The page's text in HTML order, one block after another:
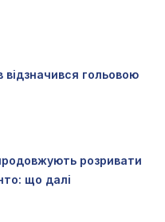
відзначився гольовою
розривати
що далі